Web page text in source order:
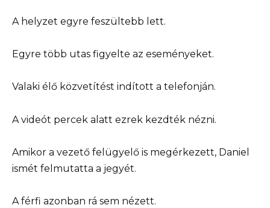
A helyzet egyre feszültebb lett.
Egyre több utas figyelte az eseményeket.
Valaki élő közvetítést indított a telefonján.
A videót percek alatt ezrek kezdték nézni.
Amikor a vezető felügyelő is megérkezett, Daniel
ismét felmutatta a jegyét.
A férfi azonban rá sem nézett.